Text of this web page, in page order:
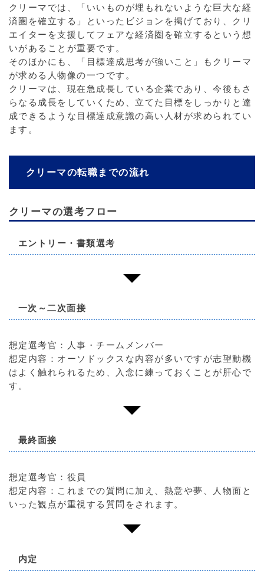
クリーマでは、「いいものが埋もれないような巨大な経
済圏を確立する」といったビジョンを掲げており、クリ
エイターを支援してフェアな経済圏を確立するという想
いがあることが重要です。
そのほかにも、「目標達成思考が強いこと」もクリーマ
が求める人物像の一つです。
クリーマは、現在急成長している企業であり、今後もさ
らなる成長をしていくため、立てた目標をしっかりと達
成できるような目標達成意識の高い人材が求められてい
ます。
クリーマの転職までの流れ
クリーマの選考フロー
エントリー・書類選考
一次～二次面接
想定選考官：人事・チームメンバー
想定内容：オーソドックスな内容が多いですが志望動機
はよく触れられるため、入念に練っておくことが肝心で
す。
最終面接
想定選考官：役員
想定内容：これまでの質問に加え、熱意や夢、人物面と
いった観点が重視する質問をされます。
内定